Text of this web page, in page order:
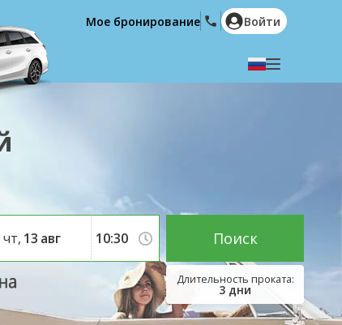
English (US)
Română
Ελληνικά
Hrvatski
العربية
Мое бронирование Войти
3 дни
чт, 13 авг Поиск